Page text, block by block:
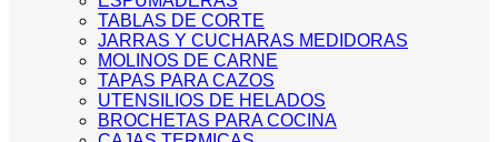
TABLAS DE CORTE
JARRAS Y CUCHARAS MEDIDORAS
MOLINOS DE CARNE
TAPAS PARA CAZOS
UTENSILIOS DE HELADOS
BROCHETAS PARA COCINA